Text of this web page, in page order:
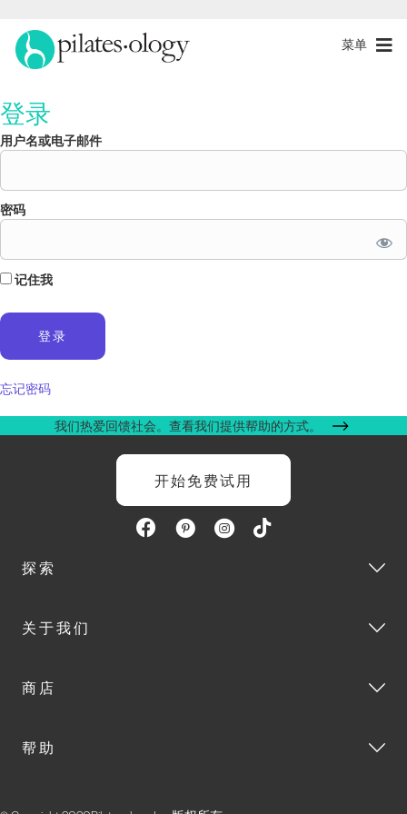
菜单
登录
用户名或电子邮件
密码
记住我
忘记密码
我们热爱回馈社会。查看我们提供帮助的方式。
开始免费试用
探索
关于我们
商店
帮助